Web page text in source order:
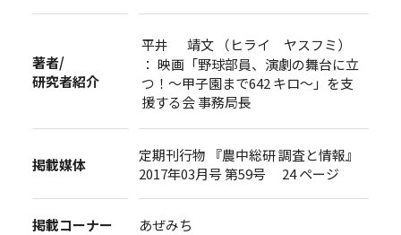
著者/
研究者紹介
平井 靖文 （ヒライ ヤスフミ）
： 映画「野球部員、演劇の舞台に立
つ！～甲子園まで642 キロ～」を支
援する会 事務局長
掲載媒体
定期刊行物 『農中総研 調査と情報』
2017年03月号 第59号 24 ページ
掲載コーナー あぜみち